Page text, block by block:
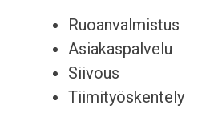
Ruoanvalmistus
Asiakaspalvelu
Siivous
Tiimityöskentely